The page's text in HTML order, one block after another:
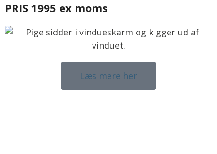
PRIS 1995 ex moms
Læs mere her